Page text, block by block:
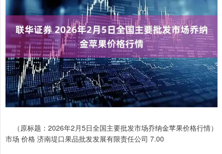
（原标题：2026年2月5日全国主要批发市场乔纳金苹果价格行情）
市场 价格 济南堤口果品批发发展有限责任公司 7.00